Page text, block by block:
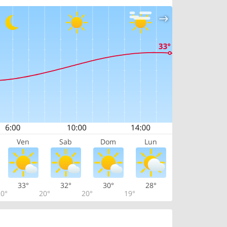
Ven Sab Dom Lun
33°
20°
32°
20°
30°
19°
28°